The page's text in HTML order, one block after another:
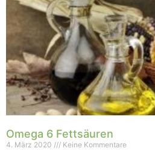
Omega 6 Fettsäuren
4. März 2020 Keine Kommentare